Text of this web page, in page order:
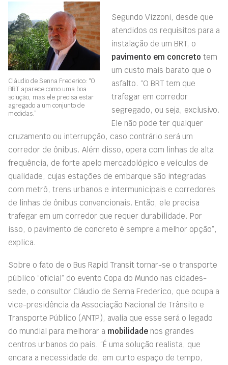
Cláudio de Senna Frederico: “O
BRT aparece como uma boa
solução, mas ele precisa estar
agregado a um conjunto de
medidas.”
Segundo Vizzoni, desde que
atendidos os requisitos para a
instalação de um BRT, o
pavimento em concreto tem
um custo mais barato que o
asfalto. “O BRT tem que
trafegar em corredor
segregado, ou seja, exclusivo.
Ele não pode ter qualquer
cruzamento ou interrupção, caso contrário será um
corredor de ônibus. Além disso, opera com linhas de alta
frequência, de forte apelo mercadológico e veículos de
qualidade, cujas estações de embarque são integradas
com metrô, trens urbanos e intermunicipais e corredores
de linhas de ônibus convencionais. Então, ele precisa
trafegar em um corredor que requer durabilidade. Por
isso, o pavimento de concreto é sempre a melhor opção”,
explica.
Sobre o fato de o Bus Rapid Transit tornar-se o transporte
público “oficial” do evento Copa do Mundo nas cidades-
sede, o consultor Cláudio de Senna Frederico, que ocupa a
vice-presidência da Associação Nacional de Trânsito e
Transporte Público (ANTP), avalia que esse será o legado
do mundial para melhorar a mobilidade nos grandes
centros urbanos do país. “É uma solução realista, que
encara a necessidade de, em curto espaço de tempo,